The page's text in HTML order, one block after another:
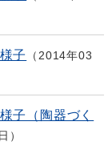
子
2014年03
子（陶器づく